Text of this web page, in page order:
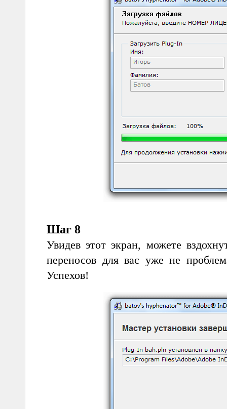
Шаг 8
Увидев этот экран, можете
переносов для вас уже не
Успехов!